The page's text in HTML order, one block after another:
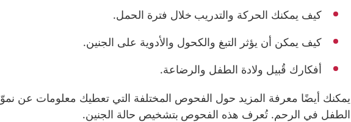
كيف يمكنك الحركة والتدريب خلال فترة الحمل.
كيف يمكن أن يؤثر التبغ والكحول والأدوية على الجنين.
أفكارك قُبيل ولادة الطفل والرضاعة.
يمكنك أيضًا معرفة المزيد حول الفحوص المختلفة التي تعطيك معلومات عن نموّ
الطفل في الرحم. تُعرف هذه الفحوص بتشخيص حالة الجنين.